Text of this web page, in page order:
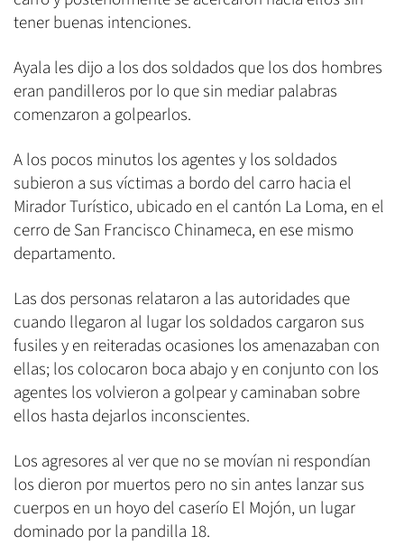
tener buenas intenciones.
Ayala les dijo a los dos soldados que los dos hombres
eran pandilleros por lo que sin mediar palabras
comenzaron a golpearlos.
A los pocos minutos los agentes y los soldados
subieron a sus víctimas a bordo del carro hacia el
Mirador Turístico, ubicado en el cantón La Loma, en el
cerro de San Francisco Chinameca, en ese mismo
departamento.
Las dos personas relataron a las autoridades que
cuando llegaron al lugar los soldados cargaron sus
fusiles y en reiteradas ocasiones los amenazaban con
ellas; los colocaron boca abajo y en conjunto con los
agentes los volvieron a golpear y caminaban sobre
ellos hasta dejarlos inconscientes.
Los agresores al ver que no se movían ni respondían
los dieron por muertos pero no sin antes lanzar sus
cuerpos en un hoyo del caserío El Mojón, un lugar
dominado por la pandilla 18.